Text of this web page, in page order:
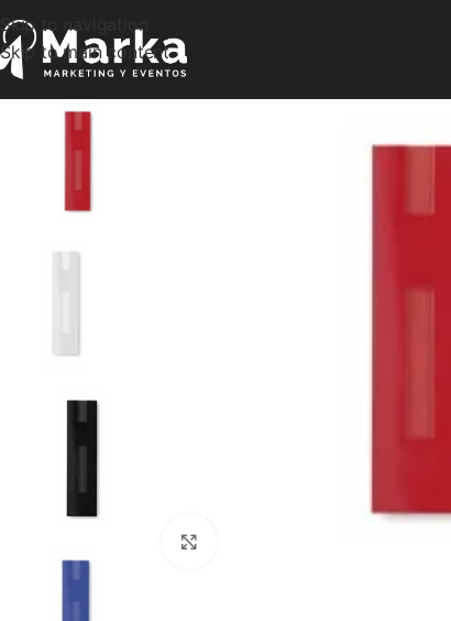
Skip to navigation
Skip to main content